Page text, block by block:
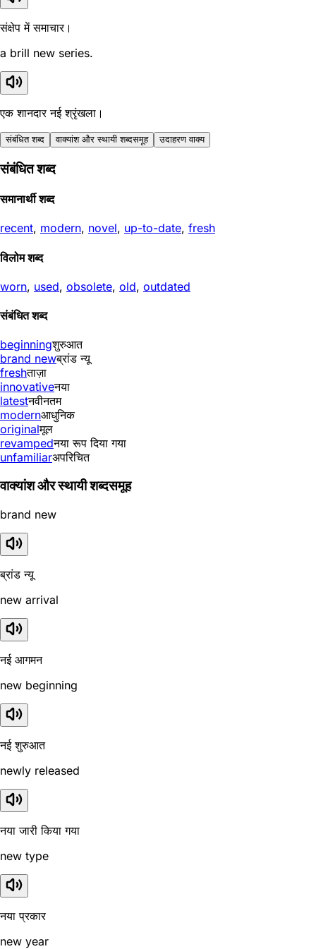
संक्षेप में समाचार।
a brill new series.
एक शानदार नई श्रृंखला।
संबंधित शब्द वाक्यांश और स्थायी शब्दसमूह उदाहरण वाक्य
संबंधित शब्द
समानार्थी शब्द
recent, modern, novel, up-to-date, fresh
विलोम शब्द
worn, used, obsolete, old, outdated
संबंधित शब्द
beginningशुरुआत
brand newब्रांड न्यू
freshताज़ा
innovativeनया
latestनवीनतम
modernआधुनिक
originalमूल
revampedनया रूप दिया गया
unfamiliarअपरिचित
वाक्यांश और स्थायी शब्दसमूह
brand new
ब्रांड न्यू
new arrival
नई आगमन
new beginning
नई शुरुआत
newly released
नया जारी किया गया
new type
नया प्रकार
new year